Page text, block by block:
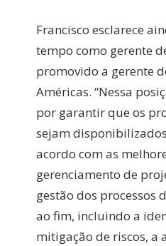
Francisco esclarece
tempo como gerente
promovido a gerente
Américas. “Nessa
por garantir que os
sejam
acordo com as
gerenciamento de
gestão dos processos
ao fim, incluindo a
mitigação de riscos, a